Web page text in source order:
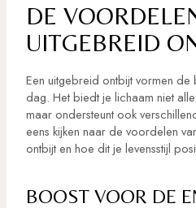
DE
UITGEBREID
Een uitgebreid ontbijt vormen de
dag. Het biedt je lichaam niet
maar ondersteunt ook
eens kijken naar de voordelen
ontbijt en hoe dit je levensstijl
BOOST VOOR DE